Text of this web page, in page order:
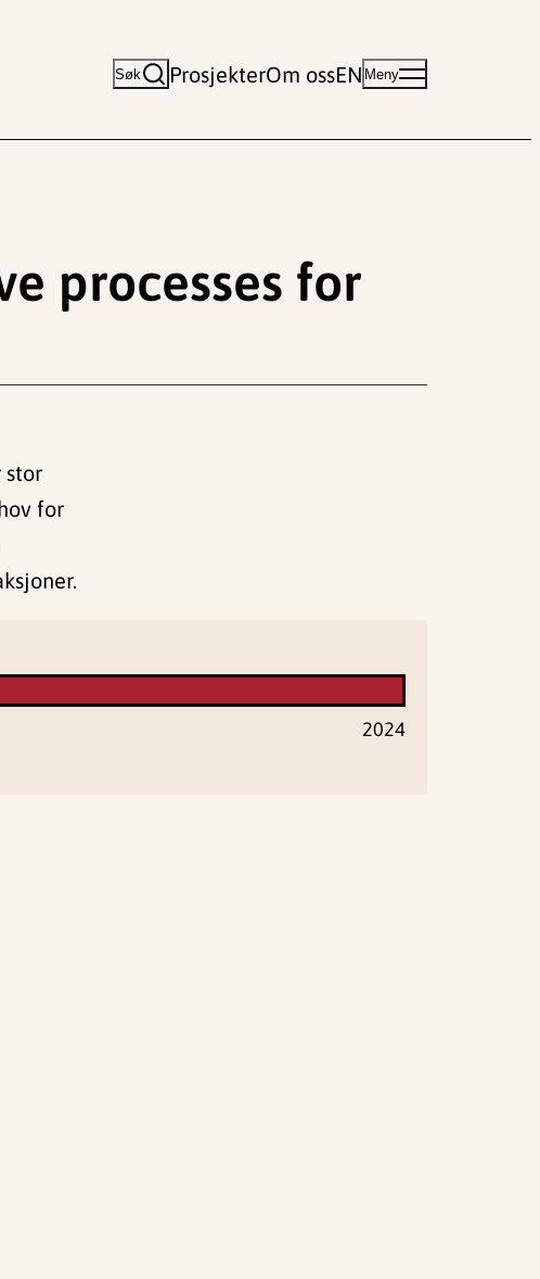
Søk ProsjekterOm ossEN Meny
processes for
stor
for
2024